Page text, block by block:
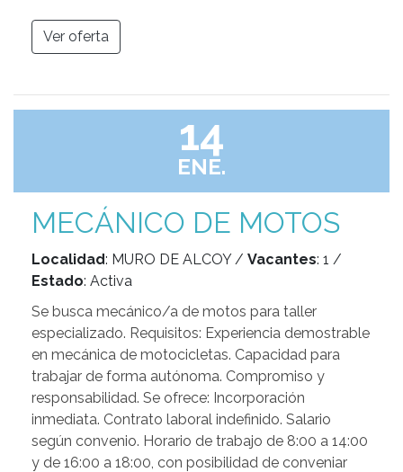
Ver oferta
14
ENE.
MECÁNICO DE MOTOS
Localidad: MURO DE ALCOY / Vacantes: 1 /
Estado: Activa
Se busca mecánico/a de motos para taller
especializado. Requisitos: Experiencia demostrable
en mecánica de motocicletas. Capacidad para
trabajar de forma autónoma. Compromiso y
responsabilidad. Se ofrece: Incorporación
inmediata. Contrato laboral indefinido. Salario
según convenio. Horario de trabajo de 8:00 a 14:00
y de 16:00 a 18:00, con posibilidad de conveniar